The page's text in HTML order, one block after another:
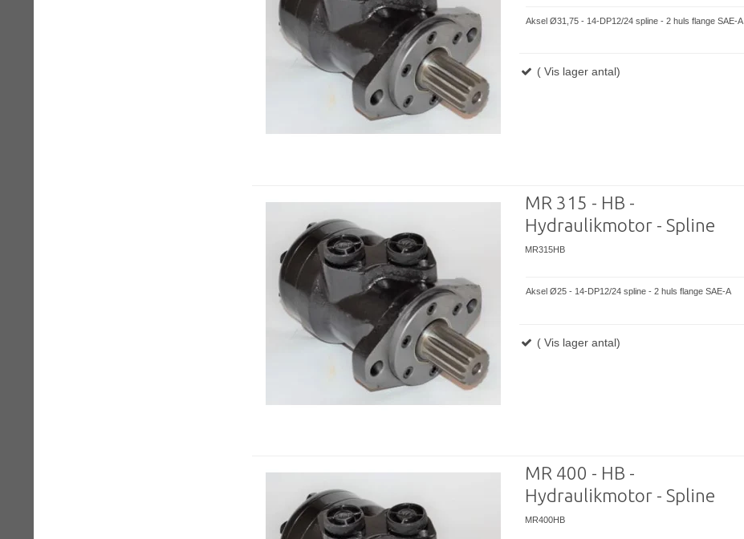
Aksel Ø31,75 - 14-DP12/24 spline - 2 huls flange SAE-A
( Vis lager antal)
MR 315 - HB -
Hydraulikmotor - Spline
MR315HB
Aksel Ø25 - 14-DP12/24 spline - 2 huls flange SAE-A
( Vis lager antal)
MR 400 - HB -
Hydraulikmotor - Spline
MR400HB